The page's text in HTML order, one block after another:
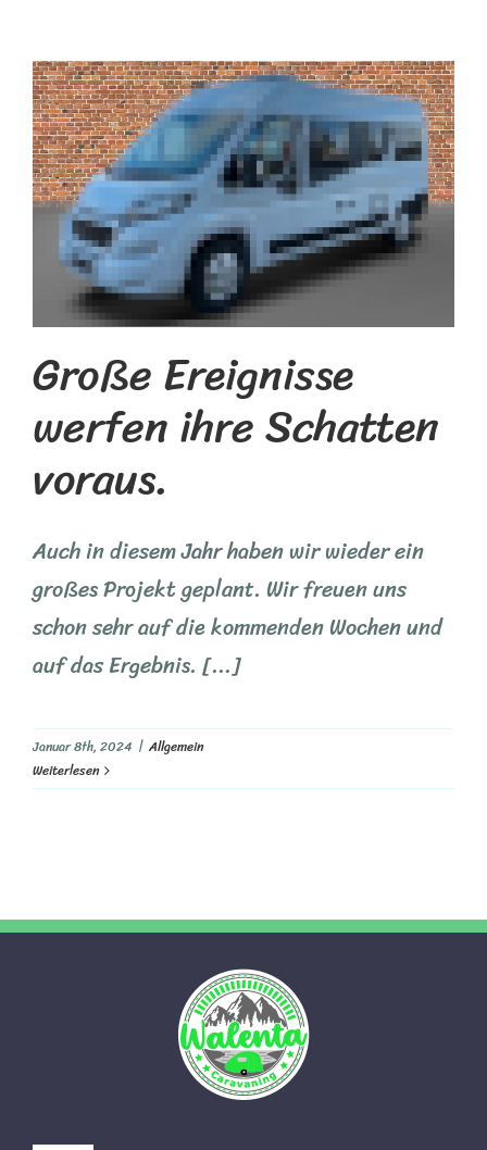
Große Ereignisse
werfen ihre Schatten
voraus.
Auch in diesem Jahr haben wir wieder ein
großes Projekt geplant. Wir freuen uns
schon sehr auf die kommenden Wochen und
auf das Ergebnis. [...]
Januar 8th, 2024 | Allgemein
Weiterlesen